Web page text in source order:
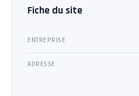
Fiche du site
ENTREPRISE
ADRESSE